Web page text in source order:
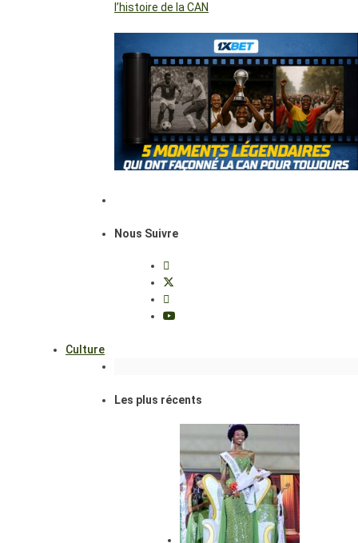
l’histoire de la CAN
Nous Suivre
Culture
Les plus récents